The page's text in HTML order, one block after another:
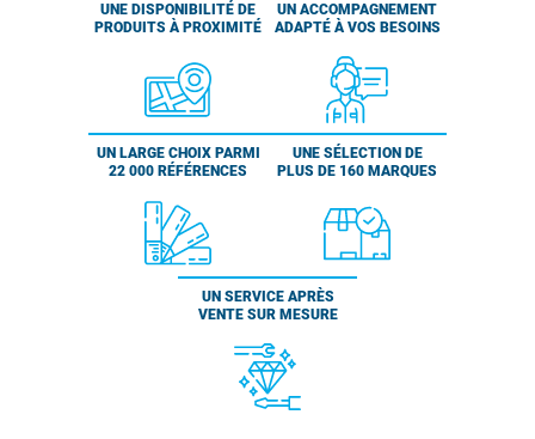
UNE DISPONIBILITÉ DE
PRODUITS À PROXIMITÉ
UN ACCOMPAGNEMENT
ADAPTÉ À VOS BESOINS
UN LARGE CHOIX PARMI
22 000 RÉFÉRENCES
UNE SÉLECTION DE
PLUS DE 160 MARQUES
UN SERVICE APRÈS
VENTE SUR MESURE